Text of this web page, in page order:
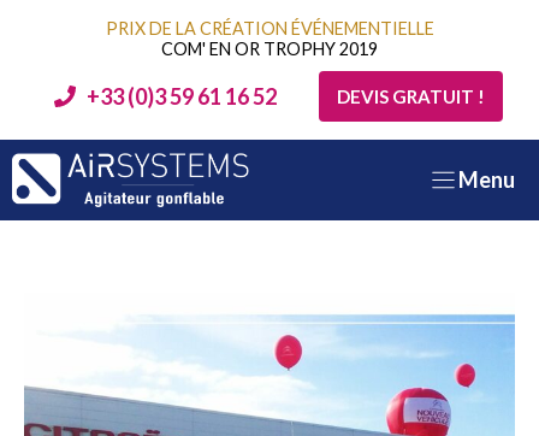
contenu
PRIX DE LA CRÉATION ÉVÉNEMENTIELLE
COM' EN OR TROPHY 2019
+33 (0)3 59 61 16 52 DEVIS GRATUIT !
Menu